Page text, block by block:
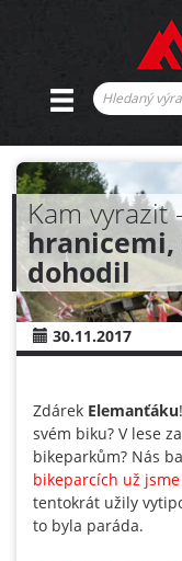
Kam vyrazit
hranicemi,
dohodil
30.11.2017
Zdárek Elemanťáku
svém biku? V lese
bikeparkům? Nás
bikeparcích už
tentokrát užily
to byla paráda.